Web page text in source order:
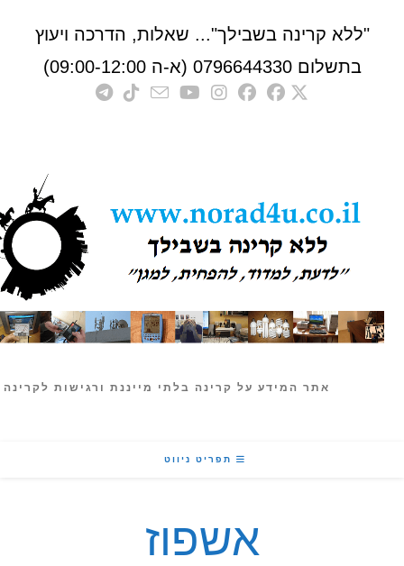
קרינה בשבילך"... שאלות, הדרכה ויעוץ
0796644330 (א-ה 09:00-12:00)
אתר המידע על קרינה בלתי מייננת ורגישות לקרינה
תפריט ניווט
אשפוז